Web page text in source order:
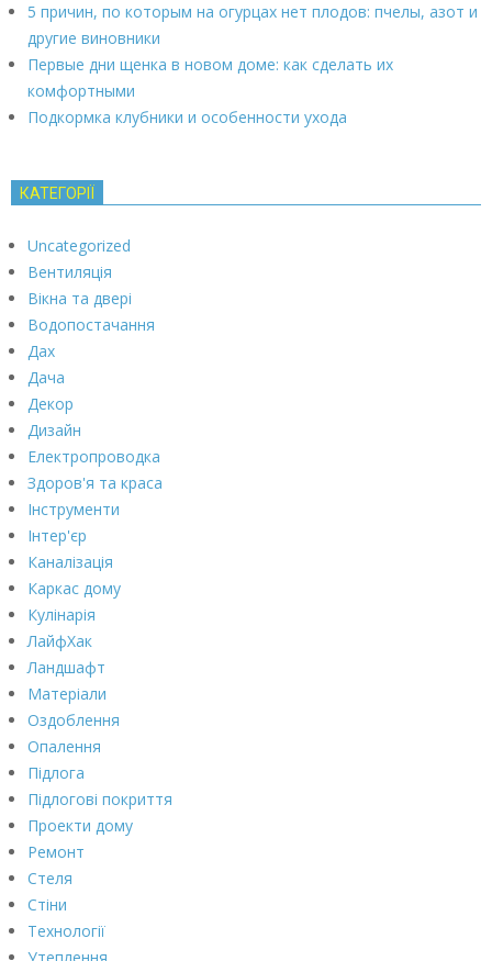
5 причин, по которым на огурцах нет плодов: пчелы, азот и
другие виновники
Первые дни щенка в новом доме: как сделать их
комфортными
Подкормка клубники и особенности ухода
КАТЕГОРІЇ
Uncategorized
Вентиляція
Вікна та двері
Водопостачання
Дах
Дача
Декор
Дизайн
Електропроводка
Здоров'я та краса
Інструменти
Інтер'єр
Каналізація
Каркас дому
Кулінарія
ЛайфХак
Ландшафт
Матеріали
Оздоблення
Опалення
Підлога
Підлогові покриття
Проекти дому
Ремонт
Стеля
Стіни
Технології